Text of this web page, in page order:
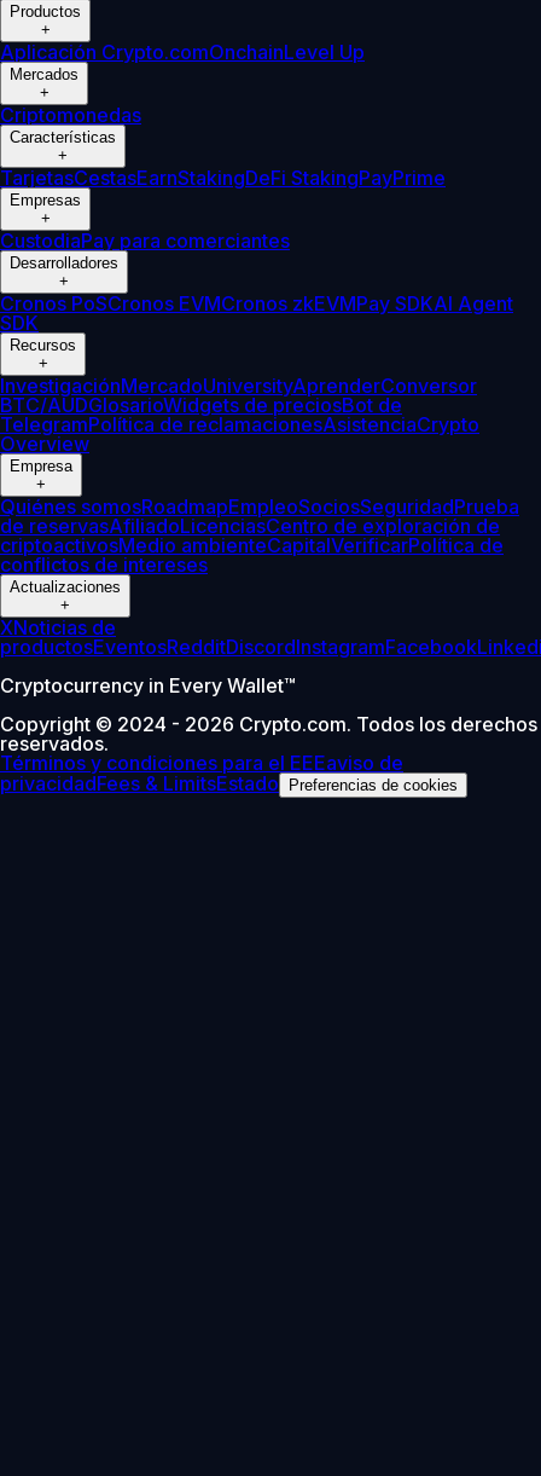
Productos
+
Aplicación Crypto.comOnchainLevel Up
Mercados
+
Criptomonedas
Características
+
TarjetasCestasEarnStakingDeFi StakingPayPrime
Empresas
+
CustodiaPay para comerciantes
Desarrolladores
+
Cronos PoSCronos EVMCronos zkEVMPay SDKAI Agent
SDK
Recursos
+
InvestigaciónMercadoUniversityAprenderConversor
BTC/AUDGlosarioWidgets de preciosBot de
TelegramPolítica de reclamacionesAsistenciaCrypto
Overview
Empresa
+
Quiénes somosRoadmapEmpleoSociosSeguridadPrueba
de reservasAfiliadoLicenciasCentro de exploración de
criptoactivosMedio ambienteCapitalVerificarPolítica de
conflictos de intereses
Actualizaciones
+
XNoticias de
productosEventosRedditDiscordInstagramFacebook
Cryptocurrency in Every Wallet™
Copyright © 2024 - 2026 Crypto.com. Todos los derechos
reservados.
Términos y condiciones para el EEEaviso de
privacidadFees & LimitsEstado Preferencias de cookies